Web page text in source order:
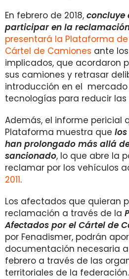
En febrero de 2018, concluye
participar en la
presentará la Plataforma
Cártel de Camiones ante
implicados, que acordaron
sus camiones y retrasar
introducción en el
tecnologías para reducir las
Además, el informe pericial
Plataforma muestra que
han prolongado más allá
sancionado, lo que abre la
reclamar por los vehículos
2011.
Los afectados que quieran
reclamación a través de la
Afectados por el Cártel de
por Fenadismer, podrán
documentación necesaria
febrero a través de las
territoriales de la federación.